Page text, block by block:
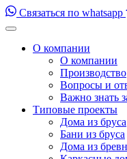
Связаться по whatsapp
Перейти
содержимому
(нажмите
О компании
О компании
Производство
Вопросы и
Важно знать
Типовые проекты
Дома из бруса
Бани из бруса
Дома из